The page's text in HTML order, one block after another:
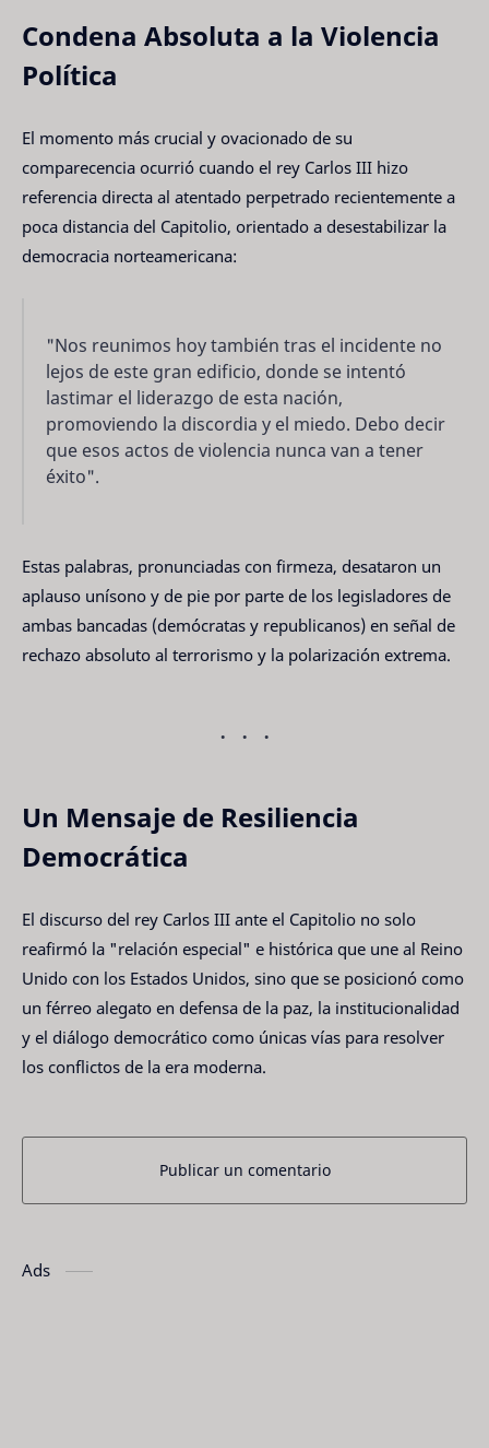
Condena Absoluta a la Violencia
Política
El momento más crucial y ovacionado de su
comparecencia ocurrió cuando el rey Carlos III hizo
referencia directa al atentado perpetrado recientemente a
poca distancia del Capitolio, orientado a desestabilizar la
democracia norteamericana:
"Nos reunimos hoy también tras el incidente no
lejos de este gran edificio, donde se intentó
lastimar el liderazgo de esta nación,
promoviendo la discordia y el miedo. Debo decir
que esos actos de violencia nunca van a tener
éxito".
Estas palabras, pronunciadas con firmeza, desataron un
aplauso unísono y de pie por parte de los legisladores de
ambas bancadas (demócratas y republicanos) en señal de
rechazo absoluto al terrorismo y la polarización extrema.
Un Mensaje de Resiliencia
Democrática
El discurso del rey Carlos III ante el Capitolio no solo
reafirmó la "relación especial" e histórica que une al Reino
Unido con los Estados Unidos, sino que se posicionó como
un férreo alegato en defensa de la paz, la institucionalidad
y el diálogo democrático como únicas vías para resolver
los conflictos de la era moderna.
Publicar un comentario
Ads